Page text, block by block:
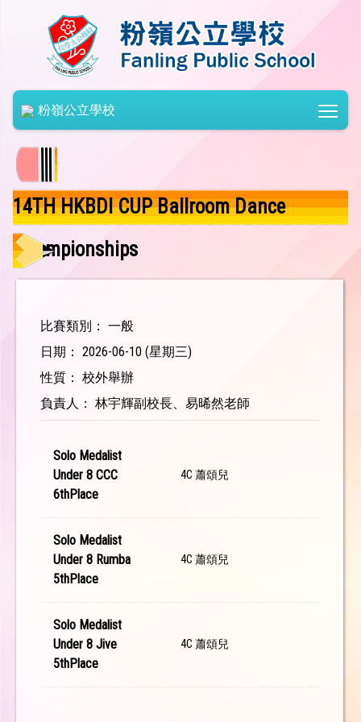
粉嶺公立學校
14TH HKBDI CUP Ballroom Dance
Championships
比賽類別： 一般
日期： 2026-06-10 (星期三)
性質： 校外舉辦
負責人： 林宇輝副校長、易晞然老師
Solo Medalist
Under 8 CCC
6thPlace
4C 蕭頌兒
Solo Medalist
Under 8 Rumba
5thPlace
4C 蕭頌兒
Solo Medalist
Under 8 Jive
5thPlace
4C 蕭頌兒